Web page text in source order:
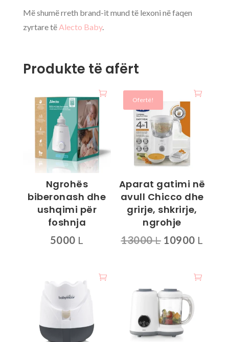
Më shumë rreth brand-it mund të lexoni në faqen
zyrtare tëAlecto Baby.
Produkte të afërt
Ngrohës
biberonash dhe
ushqimi për
foshnja
5000 L
Ofertë!
Aparat gatimi në
avull Chicco dhe
grirje, shkrirje,
ngrohje
13000L Çmimi
13000 L.
10900 L